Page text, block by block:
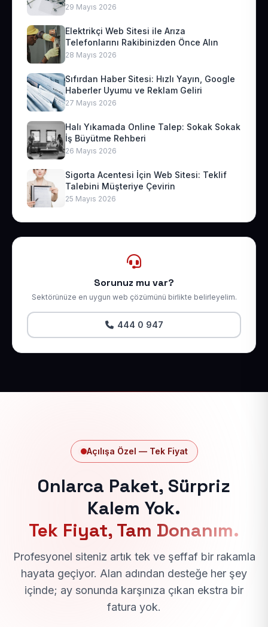
29 Mayıs 2026
Elektrikçi Web Sitesi ile Arıza
Telefonlarını Rakibinizden Önce Alın
28 Mayıs 2026
Sıfırdan Haber Sitesi: Hızlı Yayın, Google
Haberler Uyumu ve Reklam Geliri
27 Mayıs 2026
Halı Yıkamada Online Talep: Sokak Sokak
İş Büyütme Rehberi
26 Mayıs 2026
Sigorta Acentesi İçin Web Sitesi: Teklif
Talebini Müşteriye Çevirin
25 Mayıs 2026
Sorunuz mu var?
Sektörünüze en uygun web çözümünü birlikte belirleyelim.
444 0 947
Açılışa Özel — Tek Fiyat
Onlarca Paket, Sürpriz
Kalem Yok.
Tek Fiyat, Tam Donanım.
Profesyonel siteniz artık tek ve şeffaf bir rakamla
hayata geçiyor. Alan adından desteğe her şey
içinde; ay sonunda karşınıza çıkan ekstra bir
fatura yok.